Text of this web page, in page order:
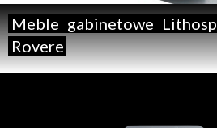
Meble gabinetowe
Rovere